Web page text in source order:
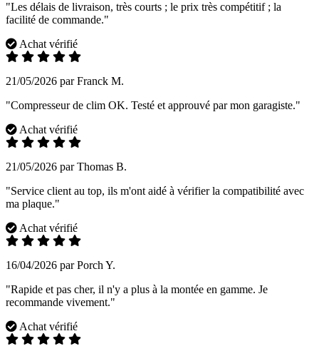
"Les délais de livraison, très courts ; le prix très compétitif ; la
facilité de commande."
Achat vérifié
21/05/2026 par Franck M.
"Compresseur de clim OK. Testé et approuvé par mon garagiste."
Achat vérifié
21/05/2026 par Thomas B.
"Service client au top, ils m'ont aidé à vérifier la compatibilité avec
ma plaque."
Achat vérifié
16/04/2026 par Porch Y.
"Rapide et pas cher, il n'y a plus à la montée en gamme. Je
recommande vivement."
Achat vérifié